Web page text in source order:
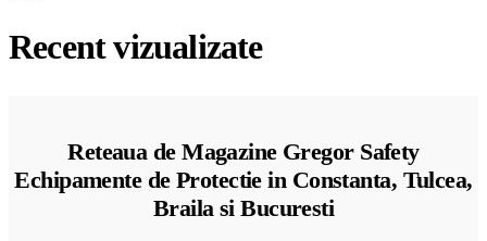
Recent vizualizate
Reteaua de Magazine Gregor Safety
Echipamente de Protectie in Constanta, Tulcea,
Braila si Bucuresti